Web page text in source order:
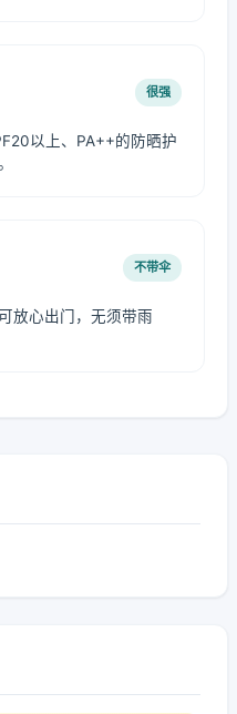
很强
以上、PA++的防晒护
不带伞
放心出门，无须带雨